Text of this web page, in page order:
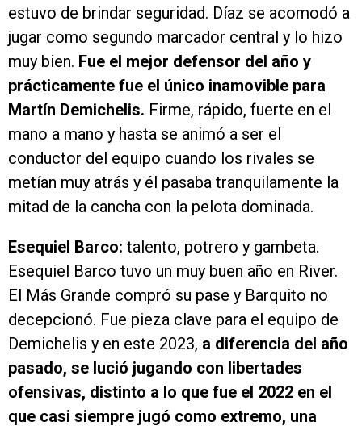
estuvo de brindar seguridad. Díaz se acomodó a
jugar como segundo marcador central y lo hizo
muy bien. Fue el mejor defensor del año y
prácticamente fue el único inamovible para
Martín Demichelis. Firme, rápido, fuerte en el
mano a mano y hasta se animó a ser el
conductor del equipo cuando los rivales se
metían muy atrás y él pasaba tranquilamente la
mitad de la cancha con la pelota dominada.
Esequiel Barco: talento, potrero y gambeta.
Esequiel Barco tuvo un muy buen año en River.
El Más Grande compró su pase y Barquito no
decepcionó. Fue pieza clave para el equipo de
Demichelis y en este 2023, a diferencia del año
pasado, se lució jugando con libertades
ofensivas, distinto a lo que fue el 2022 en el
que casi siempre jugó como extremo, una